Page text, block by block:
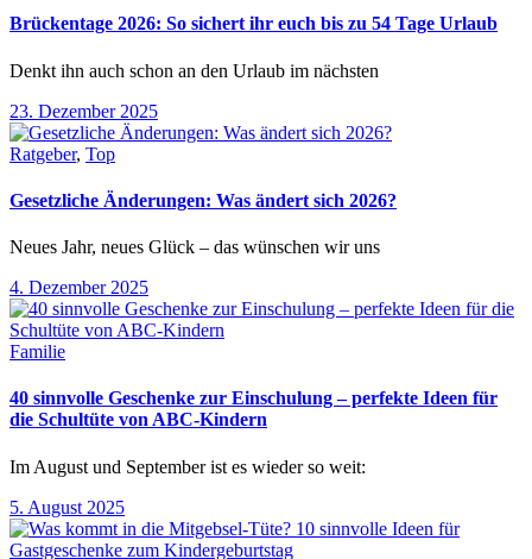
Brückentage 2026: So sichert ihr euch bis zu 54 Tage Urlaub
Denkt ihn auch schon an den Urlaub im nächsten
23. Dezember 2025
Ratgeber, Top
Gesetzliche Änderungen: Was ändert sich 2026?
Neues Jahr, neues Glück – das wünschen wir uns
4. Dezember 2025
Familie
40 sinnvolle Geschenke zur Einschulung – perfekte Ideen für
die Schultüte von ABC-Kindern
Im August und September ist es wieder so weit:
5. August 2025